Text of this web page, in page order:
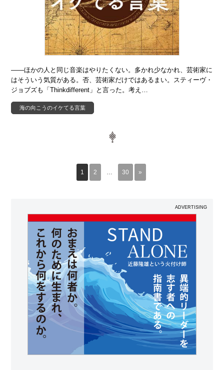
――ほかの人と同じ音楽はやりたくない。多かれ少なかれ、芸術家に
はそういう気質がある。否、芸術家だけではあるまい。スティーヴ・
ジョブズも「Thinkdifferent」と言った。考え…
海の向こうのイケてる言葉
1 2 … 30 »
ADVERTISING